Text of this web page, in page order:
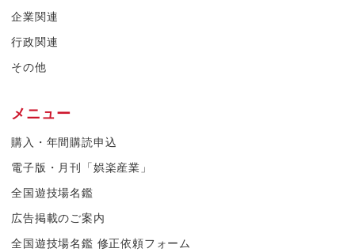
企業関連
行政関連
その他
メニュー
購入・年間購読申込
電子版・月刊「娯楽産業」
全国遊技場名鑑
広告掲載のご案内
全国遊技場名鑑 修正依頼フォーム